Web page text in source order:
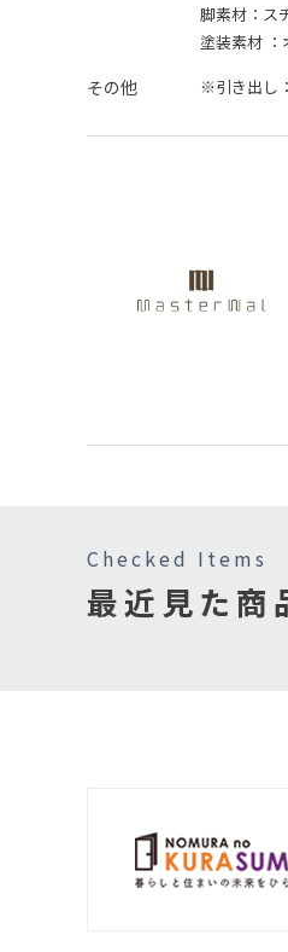
脚素材： ス
塗装素材 ：
その他 ※引き出し
Checked Items
最近見た商